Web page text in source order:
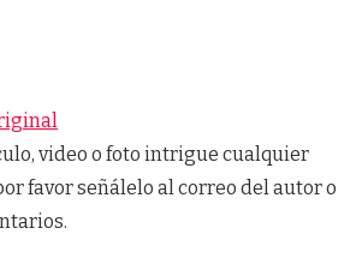
video o foto intrigue cualquier
favor señálelo al correo del autor o